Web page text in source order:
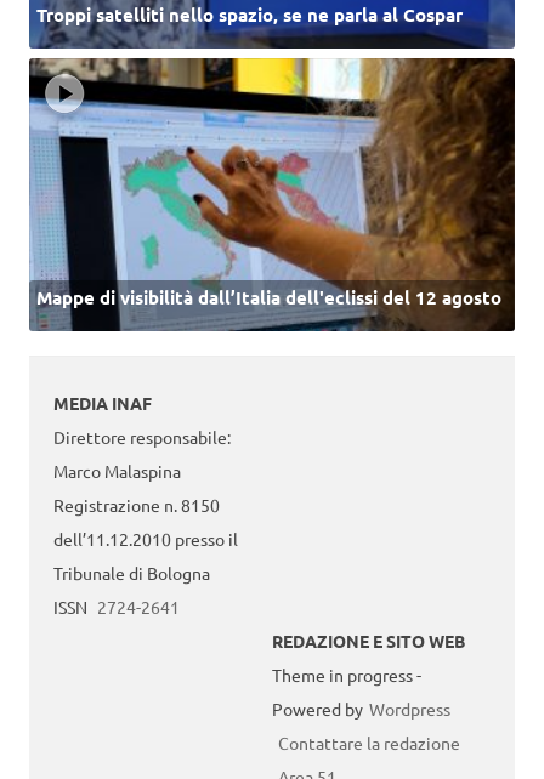
Troppi satelliti nello spazio, se ne parla al Cospar
Mappe di visibilità dall’Italia dell'eclissi del 12 agosto
MEDIA INAF
Direttore responsabile:
Marco Malaspina
Registrazione n. 8150
dell’11.12.2010 presso il
Tribunale di Bologna
ISSN 2724-2641
REDAZIONE E SITO WEB
Theme in progress -
Powered by Wordpress
Contattare la redazione